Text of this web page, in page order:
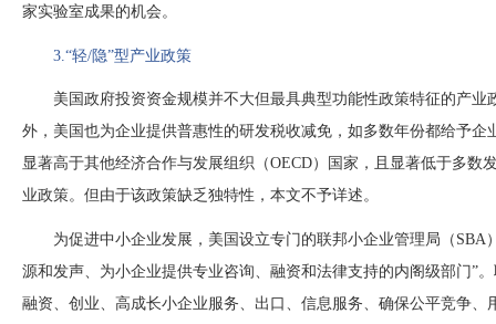
家实验室成果的机会。
3.“轻/隐”型产业政策
美国政府投资资金规模并不大但最具典型功能性政策特征的产
外，美国也为企业提供普惠性的研发税收减免，如多数年份都给予企
显著高于其他经济合作与发展组织（OECD）国家，且显著低于多数
业政策。但由于该政策缺乏独特性，本文不予详述。
为促进中小企业发展，美国设立专门的联邦小企业管理局（ SBA
源和发声、为小企业提供专业咨询、融资和法律支持的内阁级部门”
融资、创业、高成长小企业服务、出口、信息服务、确保公平竞争